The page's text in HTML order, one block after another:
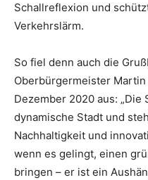
Schallreflexion und
Verkehrslärm.
So fiel denn auch die
Oberbürgermeister
Dezember 2020 aus:
dynamische Stadt und
Nachhaltigkeit und
wenn es gelingt, einen
bringen – er ist ein